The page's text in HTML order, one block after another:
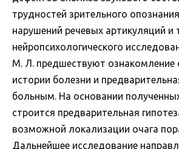
трудностей зрительного
нарушений речевых артикуляций и
нейропсихологического
М. Л. предшествуют ознакомление
истории болезни и
больным. На основании
строится предварительная
возможной локализации очага
Дальнейшее исследование